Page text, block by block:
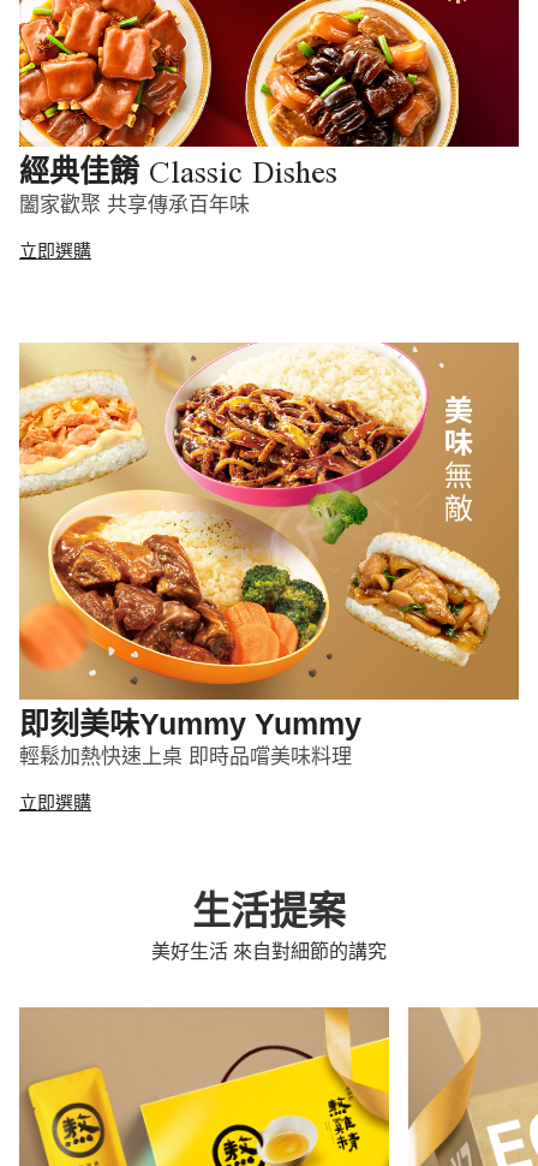
經典佳餚 Classic Dishes
闔家歡聚 共享傳承百年味
立即選購
即刻美味Yummy Yummy
輕鬆加熱快速上桌 即時品嚐美味料理
立即選購
生活提案
美好生活 來自對細節的講究